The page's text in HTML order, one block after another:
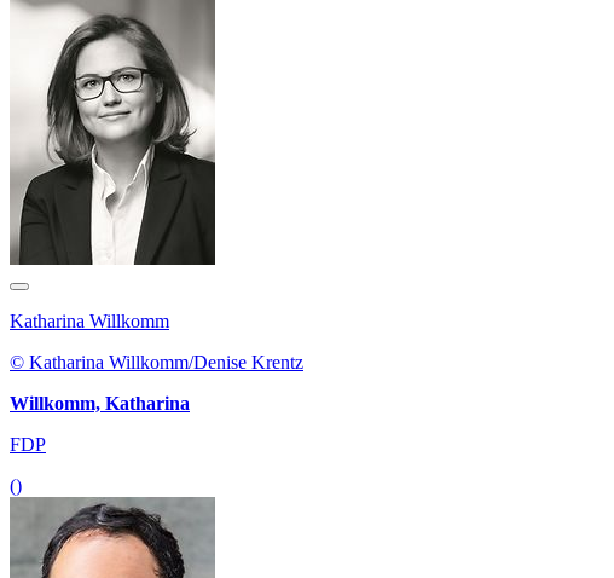
Katharina Willkomm
© Katharina Willkomm/Denise Krentz
Willkomm, Katharina
FDP
()